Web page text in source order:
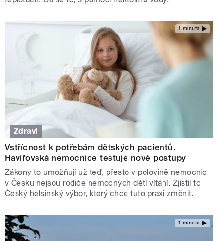
1 minuta
Zdraví
Vstřícnost k potřebám dětských pacientů.
Havířovská nemocnice testuje nové postupy
Zákony to umožňují už teď, přesto v polovině nemocnic
v Česku nejsou rodiče nemocných dětí vítání. Zjistil to
Český helsinský výbor, který chce tuto praxi změnit.
1 minuta